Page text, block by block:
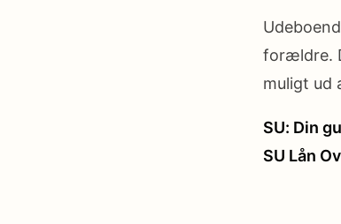
forældre.
muligt ud
SU: Din
SU Lån